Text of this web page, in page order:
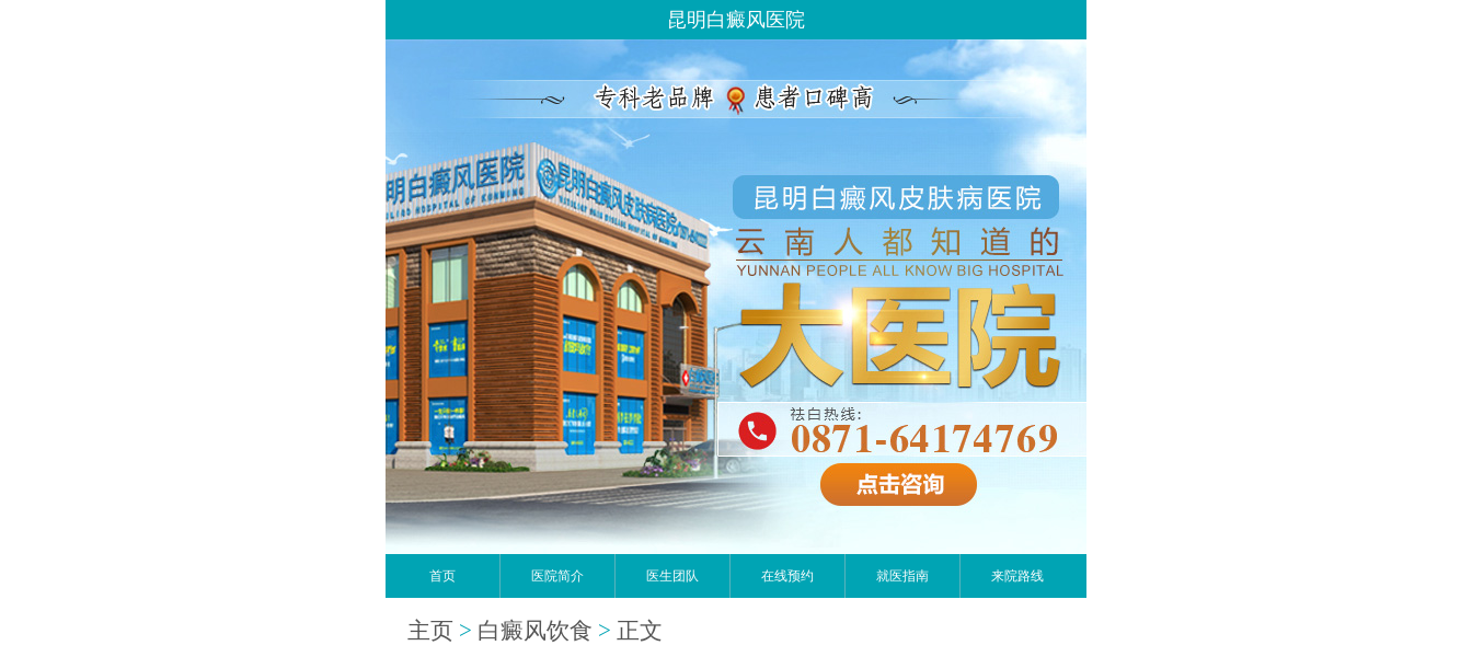
昆明白癜风医院
首页 医院简介 医生团队 在线预约 就医指南 来院路线
主页 > 白癜风饮食 > 正文